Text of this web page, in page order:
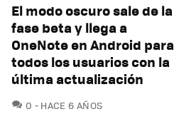
El modo oscuro sale de la
fase beta y llega a
OneNote en Android para
todos los usuarios con la
última actualización
0 COMENTARIOS
HACE 6 AÑOS